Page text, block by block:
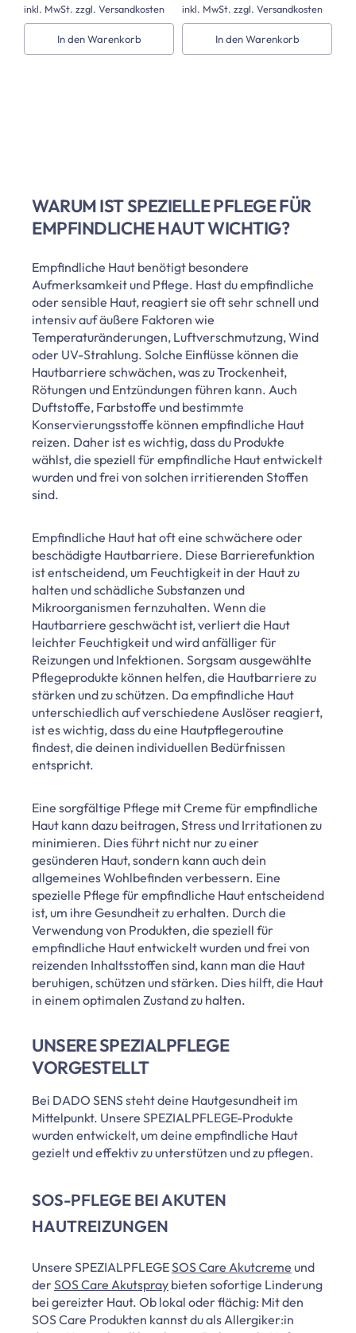
inkl. MwSt. zzgl. Versandkosten
In den Warenkorb
inkl. MwSt. zzgl. Versandkosten
In den Warenkorb
WARUM IST SPEZIELLE PFLEGE FÜR
EMPFINDLICHE HAUT WICHTIG?
Empfindliche Haut benötigt besondere
Aufmerksamkeit und Pflege. Hast du empfindliche
oder sensible Haut, reagiert sie oft sehr schnell und
intensiv auf äußere Faktoren wie
Temperaturänderungen, Luftverschmutzung, Wind
oder UV-Strahlung. Solche Einflüsse können die
Hautbarriere schwächen, was zu Trockenheit,
Rötungen und Entzündungen führen kann. Auch
Duftstoffe, Farbstoffe und bestimmte
Konservierungsstoffe können empfindliche Haut
reizen. Daher ist es wichtig, dass du Produkte
wählst, die speziell für empfindliche Haut entwickelt
wurden und frei von solchen irritierenden Stoffen
sind.
Empfindliche Haut hat oft eine schwächere oder
beschädigte Hautbarriere. Diese Barrierefunktion
ist entscheidend, um Feuchtigkeit in der Haut zu
halten und schädliche Substanzen und
Mikroorganismen fernzuhalten. Wenn die
Hautbarriere geschwächt ist, verliert die Haut
leichter Feuchtigkeit und wird anfälliger für
Reizungen und Infektionen. Sorgsam ausgewählte
Pflegeprodukte können helfen, die Hautbarriere zu
stärken und zu schützen. Da empfindliche Haut
unterschiedlich auf verschiedene Auslöser reagiert,
ist es wichtig, dass du eine Hautpflegeroutine
findest, die deinen individuellen Bedürfnissen
entspricht.
Eine sorgfältige Pflege mit Creme für empfindliche
Haut kann dazu beitragen, Stress und Irritationen zu
minimieren. Dies führt nicht nur zu einer
gesünderen Haut, sondern kann auch dein
allgemeines Wohlbefinden verbessern. Eine
spezielle Pflege für empfindliche Haut entscheidend
ist, um ihre Gesundheit zu erhalten. Durch die
Verwendung von Produkten, die speziell für
empfindliche Haut entwickelt wurden und frei von
reizenden Inhaltsstoffen sind, kann man die Haut
beruhigen, schützen und stärken. Dies hilft, die Haut
in einem optimalen Zustand zu halten.
UNSERE SPEZIALPFLEGE
VORGESTELLT
Bei DADO SENS steht deine Hautgesundheit im
Mittelpunkt. Unsere SPEZIALPFLEGE-Produkte
wurden entwickelt, um deine empfindliche Haut
gezielt und effektiv zu unterstützen und zu pflegen.
SOS-PFLEGE BEI AKUTEN
HAUTREIZUNGEN
Unsere SPEZIALPFLEGESOS Care Akutcreme und
derSOS Care Akutspray bieten sofortige Linderung
bei gereizter Haut. Ob lokal oder flächig: Mit den
SOS Care Produkten kannst du als Allergiker:in